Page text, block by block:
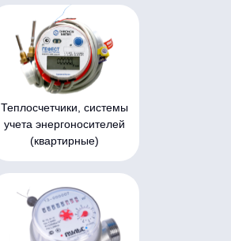
Теплосчетчики, системы
учета энергоносителей
(квартирные)